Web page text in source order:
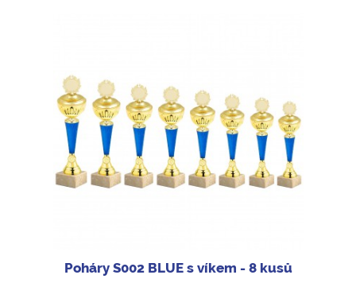
Poháry S002 BLUE s víkem - 8 kusů